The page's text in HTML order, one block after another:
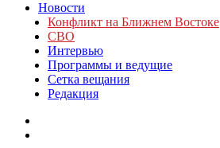
Новости
Конфликт на Ближнем Востоке
СВО
Интервью
Программы и ведущие
Сетка вещания
Редакция